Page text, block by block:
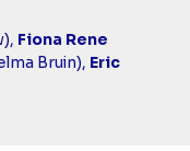
Fiona Rene
Bruin), Eric